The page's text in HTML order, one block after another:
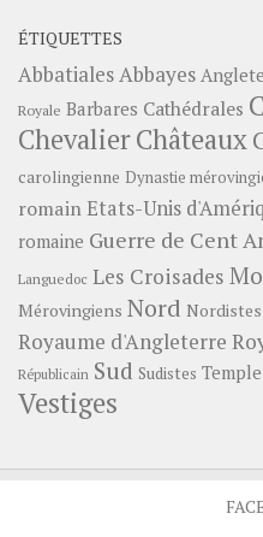
ÉTIQUETTES
Abbatiales Abbayes
Royale Barbares Cathédrales
ChevalierChâteaux
carolingienne Dynastie
romainEtats-Unis
romaine Guerre de Cent
Languedoc Les Croisades
Mérovingiens Nord Nordistes
Royaume d'Angleterre
Républicain Sud Sudistes Temple
Vestiges